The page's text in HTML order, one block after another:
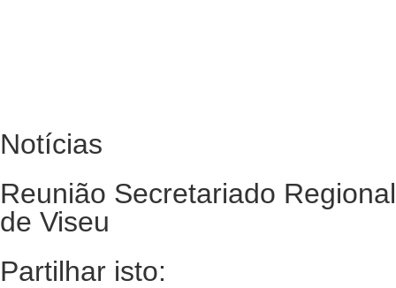
Notícias
Reunião Secretariado Regional
de Viseu
Partilhar isto: